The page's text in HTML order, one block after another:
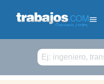
Buscar